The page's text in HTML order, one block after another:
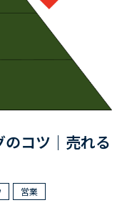
のコツ｜売れる
営業